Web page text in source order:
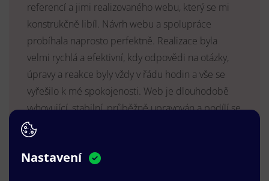
referencí a jimi realizovaného webu, který se mi
konstrukčně libíl. Návrh webu a spolupráce
probíhala naprosto perfektně. Realizace byla
velmi rychlá a efektivní, kdy odpovědi na otázky,
úpravy a reakce byly vždy v řádu hodin a vše se
vyřešilo k mé spokojenosti. Web je dlouhodobě
vyhovující, stabilní, průběžně upravován a podílí se
na pozitivním vnímání naší značky.
MUDr. Radek Vyšohlíd
VENART s.r.o.
Nastavení